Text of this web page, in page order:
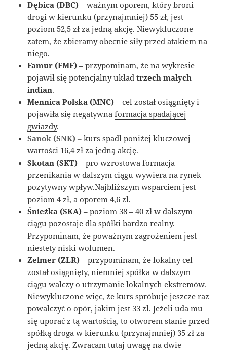
Dębica (DBC) – ważnym oporem, który broni
drogi w kierunku (przynajmniej) 55 zł, jest
poziom 52,5 zł za jedną akcję. Niewykluczone
zatem, że zbieramy obecnie siły przed atakiem na
niego.
Famur (FMF) – przypominam, że na wykresie
pojawił się potencjalny układtrzech małych
indian.
Mennica Polska (MNC) – cel został osiągnięty i
pojawiła się negatywnaformacja spadającej
gwiazdy.
Sanok (SNK)–kurs spadł poniżej kluczowej
wartości 16,4 zł za jedną akcję.
Skotan (SKT) – pro wzrostowaformacja
przenikania w dalszym ciągu wywiera na rynek
pozytywny wpływ.Najbliższym wsparciem jest
poziom 4 zł, a oporem 4,6 zł.
Śnieżka (SKA) – poziom 38 – 40 zł w dalszym
ciągu pozostaje dla spółki bardzo realny.
Przypominam, że poważnym zagrożeniem jest
niestety niski wolumen.
Zelmer (ZLR) – przypominam, że lokalny cel
został osiągnięty, niemniej spółka w dalszym
ciągu walczy o utrzymanie lokalnych ekstremów.
Niewykluczone więc, że kurs spróbuje jeszcze raz
powalczyć o opór, jakim jest 33 zł. Jeżeli uda mu
się uporać z tą wartością, to otworem stanie przed
spółką droga w kierunku (przynajmniej) 35 zł za
jedną akcję. Zwracam tutaj uwagę na dwie